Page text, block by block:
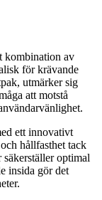
kombination av
för krävande
utmärker sig
att motstå
ett innovativt
hållfasthet tack
optimal
insida gör det